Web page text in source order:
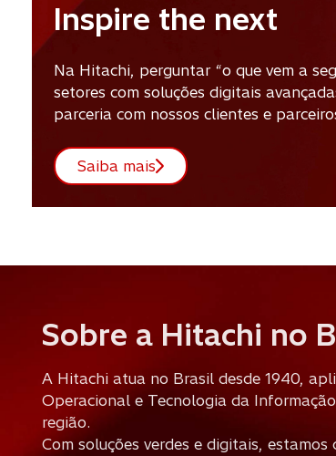
Inspire the next
Na Hitachi, perguntar “o que vem a
setores com soluções digitais
parceria com nossos clientes e
Saiba mais
Sobre a Hitachi no
A Hitachi atua no Brasil desde 1940,
Operacional e Tecnologia da
região.
Com soluções verdes e digitais,